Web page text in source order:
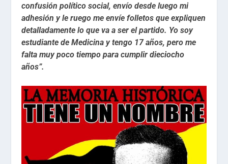
confusión político social, envío desde luego mi
adhesión y le ruego me envíe folletos que expliquen
detalladamente lo que va a ser el partido. Yo soy
estudiante de Medicina y tengo 17 años, pero me
falta muy poco tiempo para cumplir dieciocho
años”.